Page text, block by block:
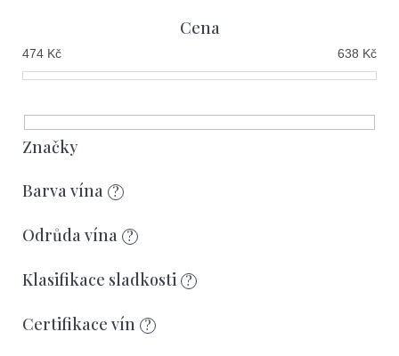
n
p
r
o
u
k
ů
Cena
474 Kč 638 Kč
Značky
Barva vína ?
Odrůda vína ?
Klasifikace sladkosti ?
Certifikace vín ?
j
t
?
D